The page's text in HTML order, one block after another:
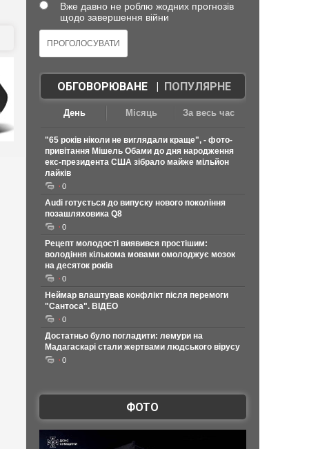
Вже давно не роблю жодних прогнозів
щодо завершення війни
ОБГОВОРЮВАНЕ| ПОПУЛЯРНЕ
День Місяць За весь час
"65 років ніколи не виглядали краще", - фото-
привітання Мішель Обами до дня народження
екс-президента США зібрало майже мільйон
лайків
0
Audi готується до випуску нового покоління
позашляховика Q8
0
Рецепт молодості виявився простішим:
володіння кількома мовами омолоджує мозок
на десяток років
0
Неймар влаштував конфлікт після перемоги
"Сантоса". ВІДЕО
0
Достатньо було погладити: лемури на
Мадагаскарі стали жертвами людського вірусу
0
ФОТО